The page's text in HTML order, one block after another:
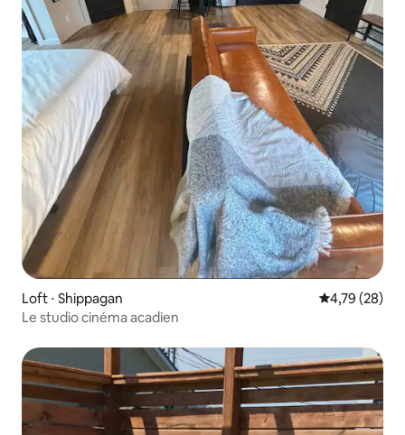
Loft ⋅ Shippagan Évaluation
4,79 (28)
Le studio cinéma acadien